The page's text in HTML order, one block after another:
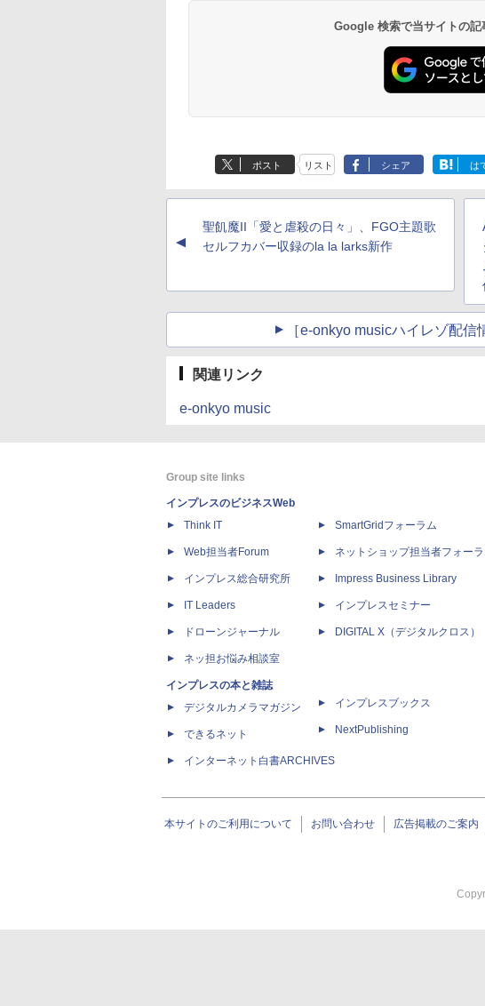
Google 検索で当サイトの記
ポスト リスト シェア は
▲
聖飢魔II「愛と虐殺の日々」、FGO主題歌
セルフカバー収録のla la larks新作
［e-onkyo musicハイレゾ配
関連リンク
e-onkyo music
Group site links
インプレスのビジネスWeb
Think IT
Web担当者Forum
インプレス総合研究所
IT Leaders
ドローンジャーナル
ネッ担お悩み相談室
インプレスの本と雑誌
デジタルカメラマガジン
できるネット
インターネット白書ARCHIVES
SmartGridフォーラム
ネットショップ担当者フォー
Impress Business Library
インプレスセミナー
DIGITAL X（デジタルクロス）
インプレスブックス
NextPublishing
本サイトのご利用について お問い合わせ 広告掲載のご案内